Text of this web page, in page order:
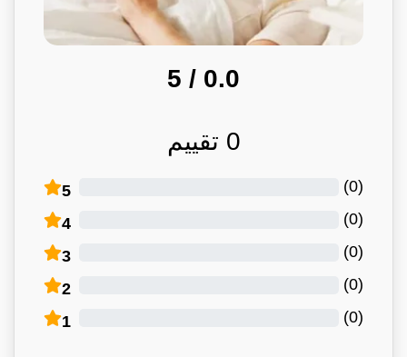
0.0
/ 5
0 تقييم
5 (
0
)
4 (
0
)
3 (
0
)
2 (
0
)
1 (
0
)